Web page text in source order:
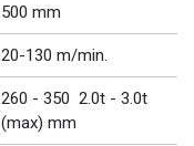
500 mm
20-130 m/min.
260 - 350 2.0t - 3.0t
(max) mm